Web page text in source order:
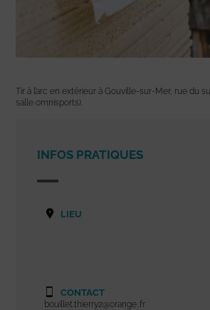
Tir à l’arc en extérieur à Gouville-sur-Mer, rue du
salle omnisports).
INFOS PRATIQUES
LIEU
CONTACT
bouillet.thierry2@orange..fr